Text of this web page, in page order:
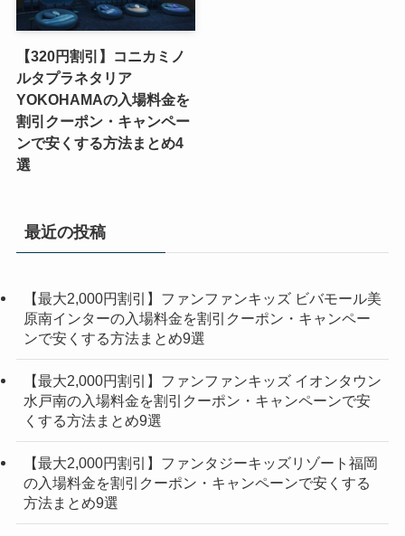
【320円割引】コニカミノ
ルタプラネタリア
YOKOHAMAの入場料金を
割引クーポン・キャンペー
ンで安くする方法まとめ4
選
最近の投稿
【最大2,000円割引】ファンファンキッズ ビバモール美
原南インターの入場料金を割引クーポン・キャンペー
ンで安くする方法まとめ9選
【最大2,000円割引】ファンファンキッズ イオンタウン
水戸南の入場料金を割引クーポン・キャンペーンで安
くする方法まとめ9選
【最大2,000円割引】ファンタジーキッズリゾート福岡
の入場料金を割引クーポン・キャンペーンで安くする
方法まとめ9選